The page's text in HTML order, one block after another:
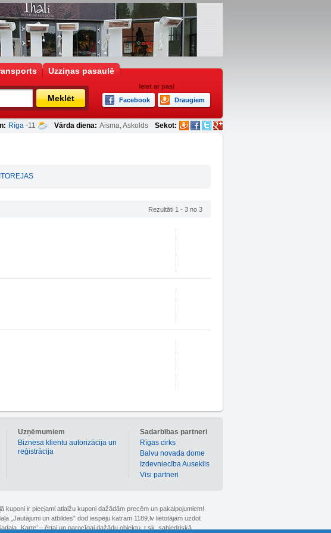
Uzziņas pasaulē
Meklēt
Ieiet ar pasi
Facebook
Draugiem
Rīga -11 Vārda diena: Aisma, Askolds Sekot:
Rezultāti 1 - 3 no 3
Sadarbības partneri
Rīgas cirks
Balvu novada dome
Izdevniecība Auseklis
Visi partneri
Uzņēmumiem
Biznesa klientu autorizācija un
reģistrācija
ir pieejami atlaižu kuponi dažādām precēm un pakalpojumiem!
„Jautājumi un atbildes” dod iespēju katram 1189.lv lietotājam uzdot
„Karte’ – ērtai un parocīgai dažādu objektu, t.sk. sabiedriskā